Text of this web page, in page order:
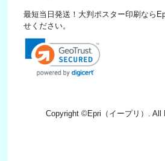
最短当日発送！大判ポスター印刷なら
せください。
Copyright ©Epri（イープリ） .